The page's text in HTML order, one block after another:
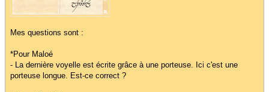
Mes questions sont :
*Pour Maloé
- La dernière voyelle est écrite grâce à une porteuse. Ici c'est une
porteuse longue. Est-ce correct ?